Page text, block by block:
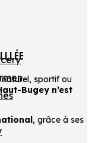
sportif ou
Bugey n’est
, grâce à ses